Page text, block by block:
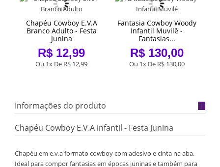
Chapéu Cowboy E.V.A
Branco Adulto - Festa
Junina
R$ 12,99
Ou 1x De R$ 12,99
Fantasia Cowboy Woody
Infantil Muvilê -
Fantasias...
R$ 130,00
Ou 1x De R$ 130,00
Informações do produto
Chapéu Cowboy E.V.A infantil - Festa Junina
Chapéu em e.v.a formato cowboy com adesivo e cinta na aba.
Ideal para compor fantasias em épocas juninas e também para